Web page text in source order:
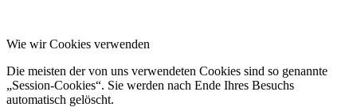
Wie wir Cookies verwenden
Die meisten der von uns verwendeten Cookies sind so genannte
„Session-Cookies“. Sie werden nach Ende Ihres Besuchs
automatisch gelöscht.